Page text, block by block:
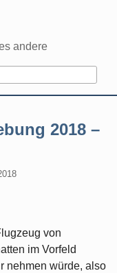
andere
2018 –
von
im Vorfeld
nehmen würde, also